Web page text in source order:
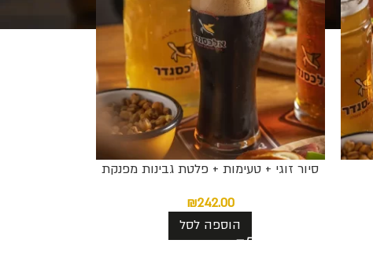
סיור זוגי + טעימות + פלטת גבינות מפנקת
₪242.00
הוספה לסל